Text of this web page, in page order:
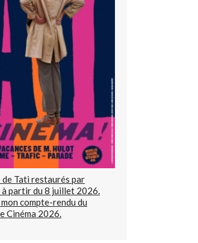
Tati restaurés par
partir du 8 juillet 2026.
compte-rendu du
Cinéma 2026.